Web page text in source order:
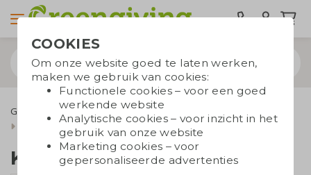
Geefmomenten Paasgeschenken
Klein paasgeschenk
Klein paasgeschenk
COOKIES
Om onze website goed te laten werken,
maken we gebruik van cookies:
Functionele cookies – voor een goed
werkende website
Analytische cookies – voor inzicht in het
gebruik van onze website
Marketing cookies – voor
gepersonaliseerde advertenties